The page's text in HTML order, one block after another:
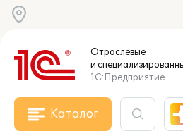
Отраслевые
и
1С:Предприятие
Каталог